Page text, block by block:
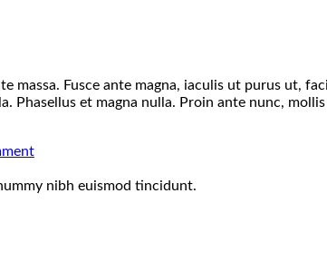
massa. Fusce ante magna, iaculis ut purus ut,
Phasellus et magna nulla. Proin ante nunc,
nibh euismod tincidunt.